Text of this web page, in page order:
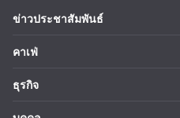
ข่าวประชาสัมพันธ์
คาเฟ่
ธุรกิจ